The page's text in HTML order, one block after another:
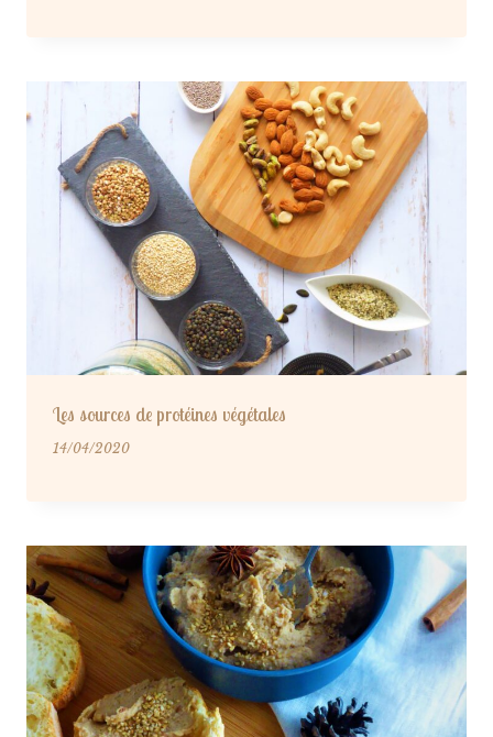
Les sources de protéines végétales
14/04/2020